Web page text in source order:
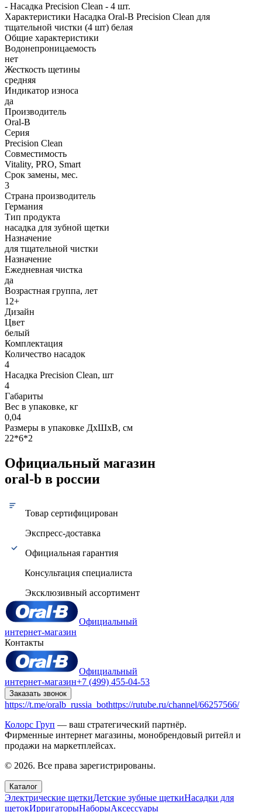
- Насадка Precision Clean - 4 шт.
Характеристики Насадка Oral-B Precision Clean для
тщательной чистки (4 шт) белая
Общие характеристики
Водонепроницаемость
нет
Жесткость щетины
средняя
Индикатор износа
да
Производитель
Oral-B
Серия
Precision Clean
Совместимость
Vitality, PRO, Smart
Срок замены, мес.
3
Страна производитель
Германия
Тип продукта
насадка для зубной щетки
Назначение
для тщательной чистки
Назначение
Ежедневная чистка
да
Возрастная группа, лет
12+
Дизайн
Цвет
белый
Комплектация
Количество насадок
4
Насадка Precision Clean, шт
4
Габариты
Вес в упаковке, кг
0,04
Размеры в упаковке ДxШxВ, см
22*6*2
Официальный магазин
oral-b в россии
Товар сертифицирован
Экспресс-доставка
Официальная гарантия
Консультация специалиста
Эксклюзивный ассортимент
Официальный
интернет-магазин
Контакты
Официальный
интернет-магазин+7 (499) 455-04-53
Заказать звонок
https://t.me/oralb_russia_bothttps://rutube.ru/channel/66257566/
Колорс Груп — ваш стратегический партнёр.
Фирменные интернет магазины, монобрендовый ритейл и
продажи на маркетплейсах.
© 2026. Все права зарегистрированы.
Каталог
Электрические щеткиДетские зубные щеткиНасадки для
щетокИрригаторыНаборыАксессуары